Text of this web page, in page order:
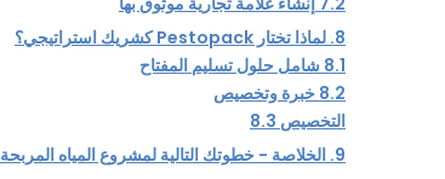
8. لماذا تختار Pestopack كشريك استراتيجي؟
8.1 شامل حلول تسليم المفتاح
8.2 خبرة وتخصيص
التخصيص 8.3
9. الخلاصة - خطوتك التالية لمشروع المياه المربحة